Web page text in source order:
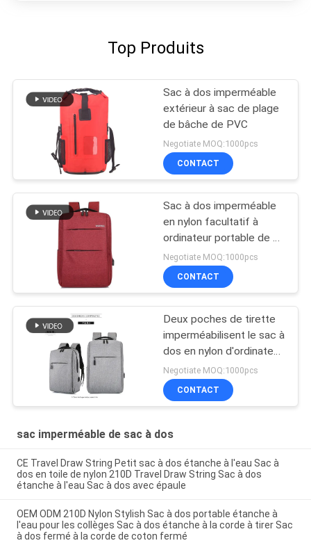
Top Produits
Sac à dos imperméable
extérieur à sac de plage
de bâche de PVC
Negotiate MOQ:1000pcs
CONTACT
Sac à dos imperméable
en nylon facultatif à
ordinateur portable de 4
couleurs avec le
chargeur d'USB
Negotiate MOQ:1000pcs
CONTACT
Deux poches de tirette
imperméabilisent le sac à
dos en nylon d'ordinateur
portable d'USB
Negotiate MOQ:1000pcs
CONTACT
sac imperméable de sac à dos
CE Travel Draw String Petit sac à dos étanche à l'eau Sac à
dos en toile de nylon 210D Travel Draw String Sac à dos
étanche à l'eau Sac à dos avec épaule
OEM ODM 210D Nylon Stylish Sac à dos portable étanche à
l'eau pour les collèges Sac à dos étanche à la corde à tirer Sac
à dos fermé à la corde de coton fermé